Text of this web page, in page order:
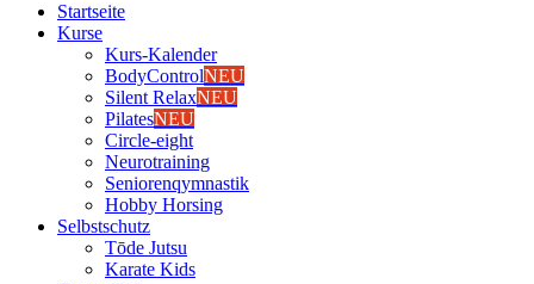
Start­sei­te
Kur­se
Kurs-Kalen­­der
Body­Con­trolNEU
Silent RelaxNEU
Pila­tesNEU
Cir­cle-eight
Neu­ro­trai­ning
Senio­ren­qym­nas­tik
Hob­by Hor­sing
Selbst­schutz
Tōde Jutsu
Kara­te Kids